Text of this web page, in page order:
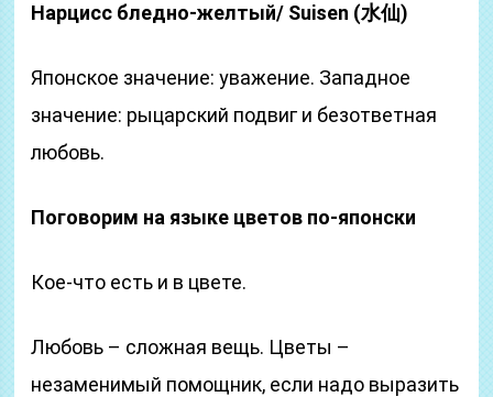
Нарцисс бледно-желтый/ Suisen (水仙)
Японское значение: уважение. Западное
значение: рыцарский подвиг и безответная
любовь.
Поговорим на языке цветов по-японски
Кое-что есть и в цвете.
Любовь – сложная вещь. Цветы –
незаменимый помощник, если надо выразить